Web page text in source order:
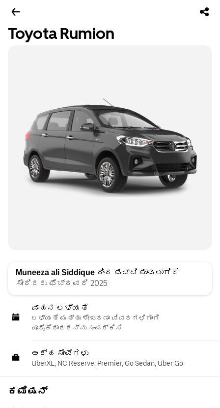
Toyota Rumion
Muneeza ali Siddique ರಿಂದ ಪಟ್ಟಿ ಮಾಡಲಾಗಿದೆ
ಸೇರಿದರು ಫೆಬ್ರವರಿ 2025
ವಾಹನ ಲಭ್ಯತೆ
ಲಭ್ಯತೆ ಮತ್ತು ಶೇಖರಣಾ ವಿವರಗಳಿಗಾಗಿ
ಪೂರೈಕೆದಾರರನ್ನು ಸಂಪರ್ಕಿಸಿ
ಅರ್ಹ ಸೇವೆಗಳು
UberXL, NC Reserve, Premier, Go Sedan, Uber Go
ಕಮಿಷನ್